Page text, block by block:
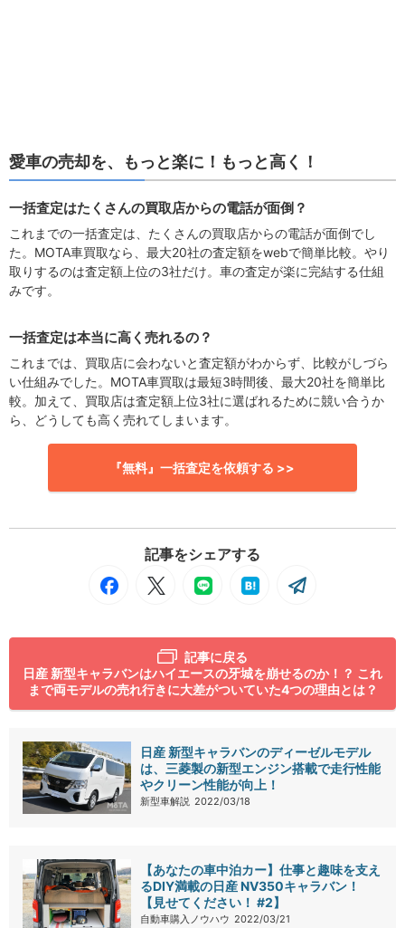
愛車の売却を、もっと楽に！もっと高く！
一括査定はたくさんの買取店からの電話が面倒？
これまでの一括査定は、たくさんの買取店からの電話が面倒でし
た。MOTA車買取なら、最大20社の査定額をwebで簡単比較。やり
取りするのは査定額上位の3社だけ。車の査定が楽に完結する仕組
みです。
一括査定は本当に高く売れるの？
これまでは、買取店に会わないと査定額がわからず、比較がしづら
い仕組みでした。MOTA車買取は最短3時間後、最大20社を簡単比
較。加えて、買取店は査定額上位3社に選ばれるために競い合うか
ら、どうしても高く売れてしまいます。
『無料』一括査定を依頼する >>
記事をシェアする
記事に戻る
日産 新型キャラバンはハイエースの牙城を崩せるのか！？ これ
まで両モデルの売れ行きに大差がついていた4つの理由とは？
日産 新型キャラバンのディーゼルモデル
は、三菱製の新型エンジン搭載で走行性能
やクリーン性能が向上！
新型車解説 2022/03/18
【あなたの車中泊カー】仕事と趣味を支え
るDIY満載の日産 NV350キャラバン！
【見せてください！ #2】
自動車購入ノウハウ 2022/03/21